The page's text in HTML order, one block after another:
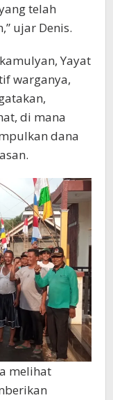
telah
ujar Denis.
Yayat
warganya,
di mana
dana
melihat